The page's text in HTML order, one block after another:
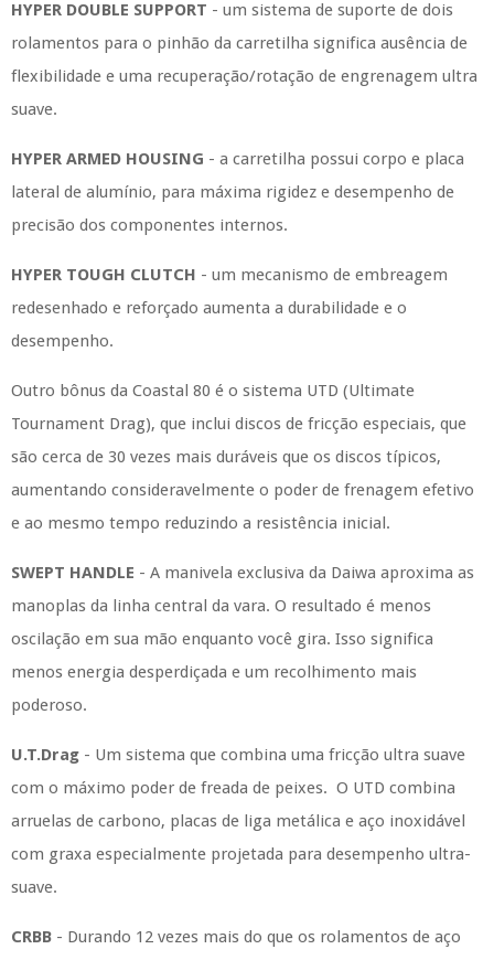
HYPER DOUBLE SUPPORT - um sistema de suporte de dois
rolamentos para o pinhão da carretilha significa ausência de
flexibilidade e uma recuperação/rotação de engrenagem ultra
suave.
HYPER ARMED HOUSING - a carretilha possui corpo e placa
lateral de alumínio, para máxima rigidez e desempenho de
precisão dos componentes internos.
HYPER TOUGH CLUTCH - um mecanismo de embreagem
redesenhado e reforçado aumenta a durabilidade e o
desempenho.
Outro bônus da Coastal 80 é o sistema UTD (Ultimate
Tournament Drag), que inclui discos de fricção especiais, que
são cerca de 30 vezes mais duráveis ​​que os discos típicos,
aumentando consideravelmente o poder de frenagem efetivo
e ao mesmo tempo reduzindo a resistência inicial.
SWEPT HANDLE - A manivela exclusiva da Daiwa aproxima as
manoplas da linha central da vara. O resultado é menos
oscilação em sua mão enquanto você gira. Isso significa
menos energia desperdiçada e um recolhimento mais
poderoso.
U.T.Drag - Um sistema que combina uma fricção ultra suave
com o máximo poder de freada de peixes. O UTD combina
arruelas de carbono, placas de liga metálica e aço inoxidável
com graxa especialmente projetada para desempenho ultra-
suave.
CRBB - Durando 12 vezes mais do que os rolamentos de aço